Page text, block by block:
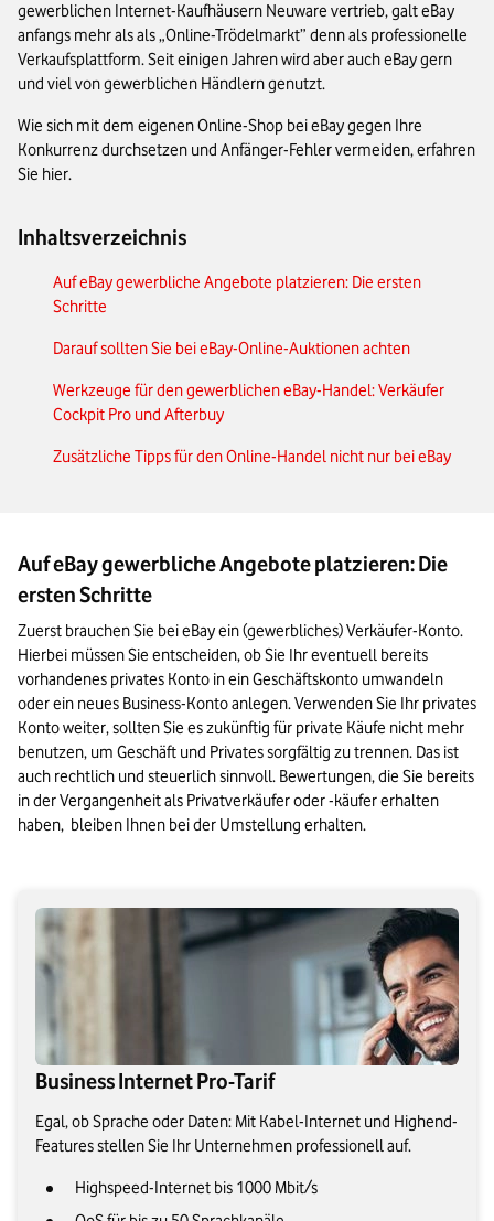
gewerblichen Internet-Kaufhäusern Neuware vertrieb, galt eBay
anfangs mehr als als „Online-Trödelmarkt” denn als professionelle
Verkaufsplattform. Seit einigen Jahren wird aber auch eBay gern
und viel von gewerblichen Händlern genutzt.
Wie sich mit dem eigenen Online-Shop bei eBay gegen Ihre
Konkurrenz durchsetzen und Anfänger-Fehler vermeiden, erfahren
Sie hier.
Inhaltsverzeichnis
Auf eBay gewerbliche Angebote platzieren: Die ersten
Schritte
Darauf sollten Sie bei eBay-Online-Auktionen achten
Werkzeuge für den gewerblichen eBay-Handel: Verkäufer
Cockpit Pro und Afterbuy
Zusätzliche Tipps für den Online-Handel nicht nur bei eBay
Auf eBay gewerbliche Angebote platzieren: Die
ersten Schritte
Zuerst brauchen Sie bei eBay ein (gewerbliches) Verkäufer-Konto.
Hierbei müssen Sie entscheiden, ob Sie Ihr eventuell bereits
vorhandenes privates Konto in ein Geschäftskonto umwandeln
oder ein neues Business-Konto anlegen. Verwenden Sie Ihr privates
Konto weiter, sollten Sie es zukünftig für private Käufe nicht mehr
benutzen, um Geschäft und Privates sorgfältig zu trennen. Das ist
auch rechtlich und steuerlich sinnvoll. Bewertungen, die Sie bereits
in der Vergangenheit als Privatverkäufer oder -käufer erhalten
haben,  bleiben Ihnen bei der Umstellung erhalten.
Business Internet Pro-Tarif
Egal, ob Sprache oder Daten: Mit Kabel-Internet und Highend-
Features stellen Sie Ihr Unternehmen professionell auf.
Highspeed-Internet bis 1000 Mbit/s